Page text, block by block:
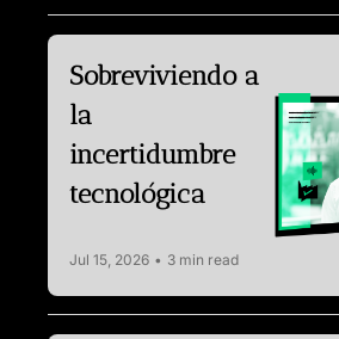
Sobreviviendo a
la
incertidumbre
tecnológica
Jul 15, 2026 • 3 min read